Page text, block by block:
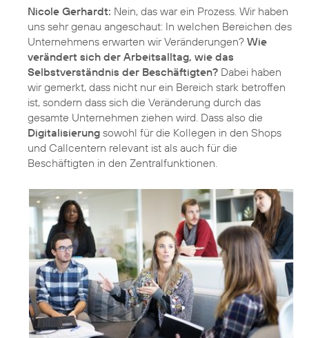
Nicole Gerhardt: Nein, das war ein Prozess. Wir haben
uns sehr genau angeschaut: In welchen Bereichen des
Unternehmens erwarten wir Veränderungen? Wie
verändert sich der Arbeitsalltag, wie das
Selbstverständnis der Beschäftigten? Dabei haben
wir gemerkt, dass nicht nur ein Bereich stark betroffen
ist, sondern dass sich die Veränderung durch das
gesamte Unternehmen ziehen wird. Dass also die
Digitalisierung sowohl für die Kollegen in den Shops
und Callcentern relevant ist als auch für die
Beschäftigten in den Zentralfunktionen.